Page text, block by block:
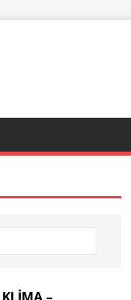
KLİMA –